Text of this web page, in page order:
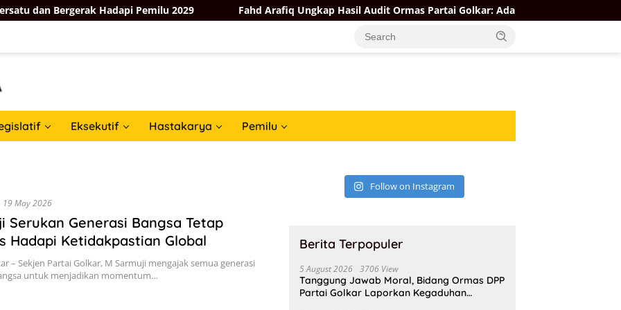
Hadapi Pemilu 2029 Fahd Arafiq Ungkap Hasil Audit Ormas Partai Golkar: Ada yang Kuat, Ada yang “Parah”
Eksekutif Hastakarya Pemilu
19 May 2026
Serukan Generasi Bangsa Tetap
Hadapi Ketidakpastian Global
– Sekjen Partai Golkar, M Sarmuji mengajak semua generasi
untuk menjadikan momentum…
Follow on Instagram
Berita Terpopuler
5 August 2026 3706 View
Tanggung Jawab Moral, Bidang Ormas DPP
Partai Golkar Laporkan Kegaduhan